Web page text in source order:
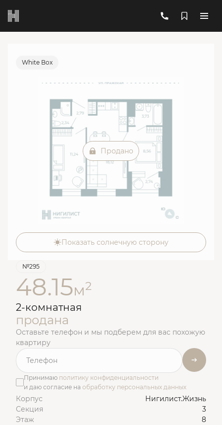
2-комнатная Цена по запросу
Ипотека
White Box
Продано
Показать солнечную сторону
№295
48.15м2
2-комнатная
продана
Оставьте телефон и мы подберем для вас похожую
квартиру
Принимаю политику конфиденциальности
и даю согласие на обработку персональных данных
Корпус
Нигилист.Жизнь
Секция
3
Этаж
8